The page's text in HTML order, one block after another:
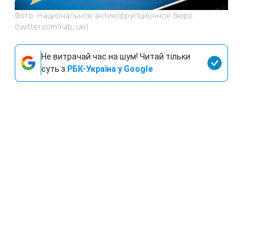
Фото: Национальное антикоррупционное бюро
(twitter.com/nab_ukr)
Не витрачай час на шум! Читай тільки
суть з РБК-Україна у Google